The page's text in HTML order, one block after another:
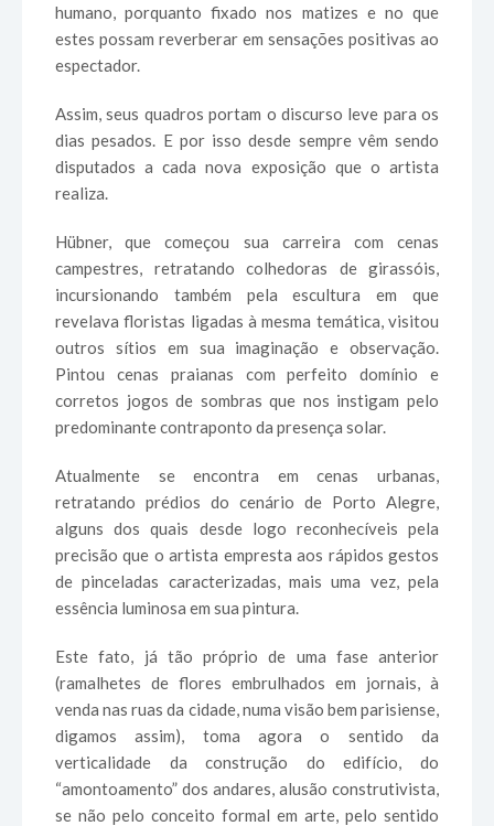
humano, porquanto fixado nos matizes e no que
estes possam reverberar em sensações positivas ao
espectador.
Assim, seus quadros portam o discurso leve para os
dias pesados. E por isso desde sempre vêm sendo
disputados a cada nova exposição que o artista
realiza.
Hübner, que começou sua carreira com cenas
campestres, retratando colhedoras de girassóis,
incursionando também pela escultura em que
revelava floristas ligadas à mesma temática, visitou
outros sítios em sua imaginação e observação.
Pintou cenas praianas com perfeito domínio e
corretos jogos de sombras que nos instigam pelo
predominante contraponto da presença solar.
Atualmente se encontra em cenas urbanas,
retratando prédios do cenário de Porto Alegre,
alguns dos quais desde logo reconhecíveis pela
precisão que o artista empresta aos rápidos gestos
de pinceladas caracterizadas, mais uma vez, pela
essência luminosa em sua pintura.
Este fato, já tão próprio de uma fase anterior
(ramalhetes de flores embrulhados em jornais, à
venda nas ruas da cidade, numa visão bem parisiense,
digamos assim), toma agora o sentido da
verticalidade da construção do edifício, do
“amontoamento” dos andares, alusão construtivista,
se não pelo conceito formal em arte, pelo sentido